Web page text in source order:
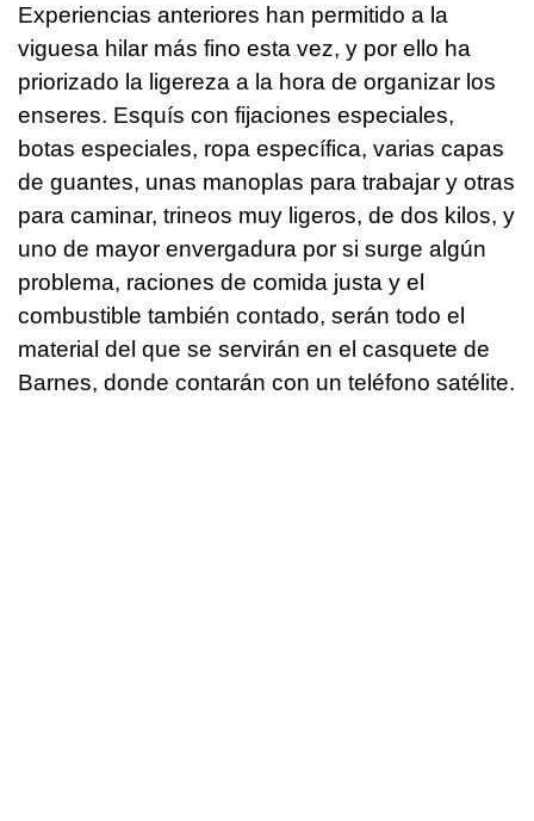
Experiencias anteriores han permitido a la
viguesa hilar más fino esta vez, y por ello ha
priorizado la ligereza a la hora de organizar los
enseres. Esquís con fijaciones especiales,
botas especiales, ropa específica, varias capas
de guantes, unas manoplas para trabajar y otras
para caminar, trineos muy ligeros, de dos kilos, y
uno de mayor envergadura por si surge algún
problema, raciones de comida justa y el
combustible también contado, serán todo el
material del que se servirán en el casquete de
Barnes, donde contarán con un teléfono satélite.